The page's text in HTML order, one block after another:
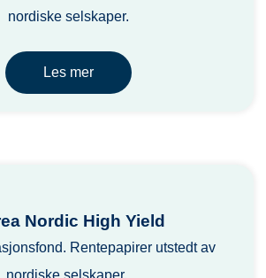
nordiske selskaper.
Les mer
Nordic High Yield
Rentepapirer utstedt av
nordiske selskaper.